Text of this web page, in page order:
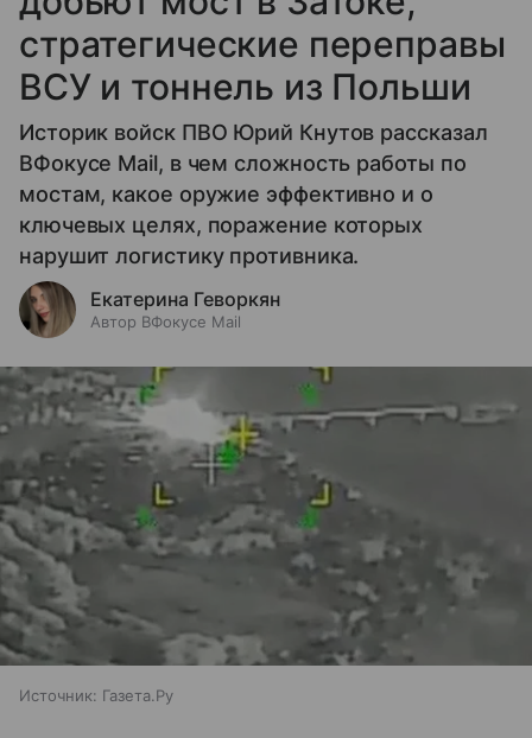
стратегические переправы
ВСУ и тоннель из Польши
Историк войск ПВО Юрий Кнутов рассказал
ВФокусе Mail, в чем сложность работы по
мостам, какое оружие эффективно и о
ключевых целях, поражение которых
нарушит логистику противника.
Екатерина Геворкян
Автор ВФокусе Mail
Источник: Газета.Ру